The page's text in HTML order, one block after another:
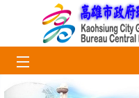
跳到主要內容區塊